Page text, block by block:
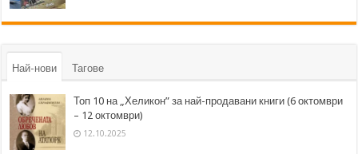
Най-нови Тагове
Топ 10 на „Хеликон” за най-продавани книги (6 октомври
– 12 октомври)
12.10.2025